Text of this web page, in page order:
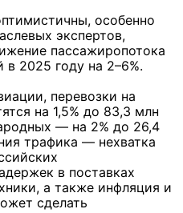
особенно
экспертов,
пассажиропотока
2025 году на 2–6%.
перевозки на
на 1,5% до 83,3 млн
— на 2% до 26,4
трафика — нехватка
в поставках
а также инфляция и
сделать